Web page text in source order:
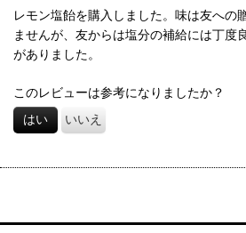
レモン塩飴を購入しました。味は友への
ませんが、友からは塩分の補給には丁度
がありました。
このレビューは参考になりましたか？
はい いいえ